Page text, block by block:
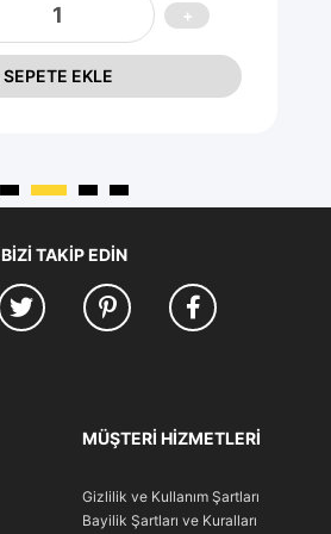
SEPETE EKLE
BIZI TAKIP EDIN
MÜŞTERI HIZMETLERI
Gizlilik ve Kullanım Şartları
Bayilik Şartları ve Kuralları